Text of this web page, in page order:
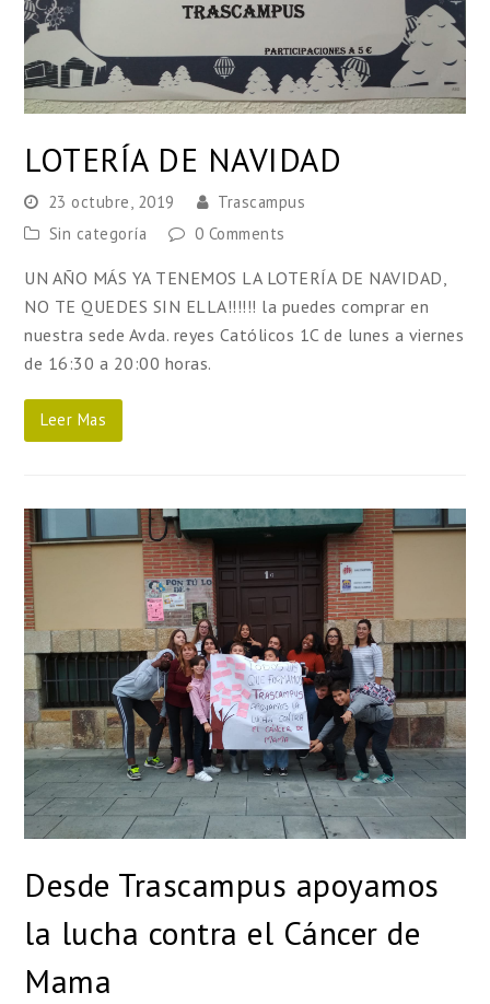
LOTERÍA DE NAVIDAD
23 octubre, 2019
Trascampus
Sin categoría
0 Comments
UN AÑO MÁS YA TENEMOS LA LOTERÍA DE NAVIDAD,
NO TE QUEDES SIN ELLA!!!!!! la puedes comprar en
nuestra sede Avda. reyes Católicos 1C de lunes a viernes
de 16:30 a 20:00 horas.
Leer Mas
Desde Trascampus apoyamos
la lucha contra el Cáncer de
Mama